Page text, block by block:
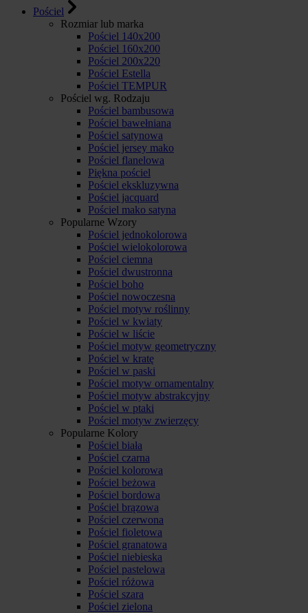
Pościel
Rozmiar lub marka
Pościel 140x200
Pościel 160x200
Pościel 200x220
Pościel Estella
Pościel TEMPUR
Pościel wg. Rodzaju
Pościel bambusowa
Pościel bawełniana
Pościel satynowa
Pościel jersey mako
Pościel flanelowa
Piękna pościel
Pościel ekskluzywna
Pościel jacquard
Pościel mako satyna
Popularne Wzory
Pościel jednokolorowa
Pościel wielokolorowa
Pościel ciemna
Pościel dwustronna
Pościel boho
Pościel nowoczesna
Pościel motyw roślinny
Pościel w kwiaty
Pościel w liście
Pościel motyw geometryczny
Pościel w kratę
Pościel w paski
Pościel motyw ornamentalny
Pościel motyw abstrakcyjny
Pościel w ptaki
Pościel motyw zwierzęcy
Popularne Kolory
Pościel biała
Pościel czarna
Pościel kolorowa
Pościel beżowa
Pościel bordowa
Pościel brązowa
Pościel czerwona
Pościel fioletowa
Pościel granatowa
Pościel niebieska
Pościel pastelowa
Pościel różowa
Pościel szara
Pościel zielona